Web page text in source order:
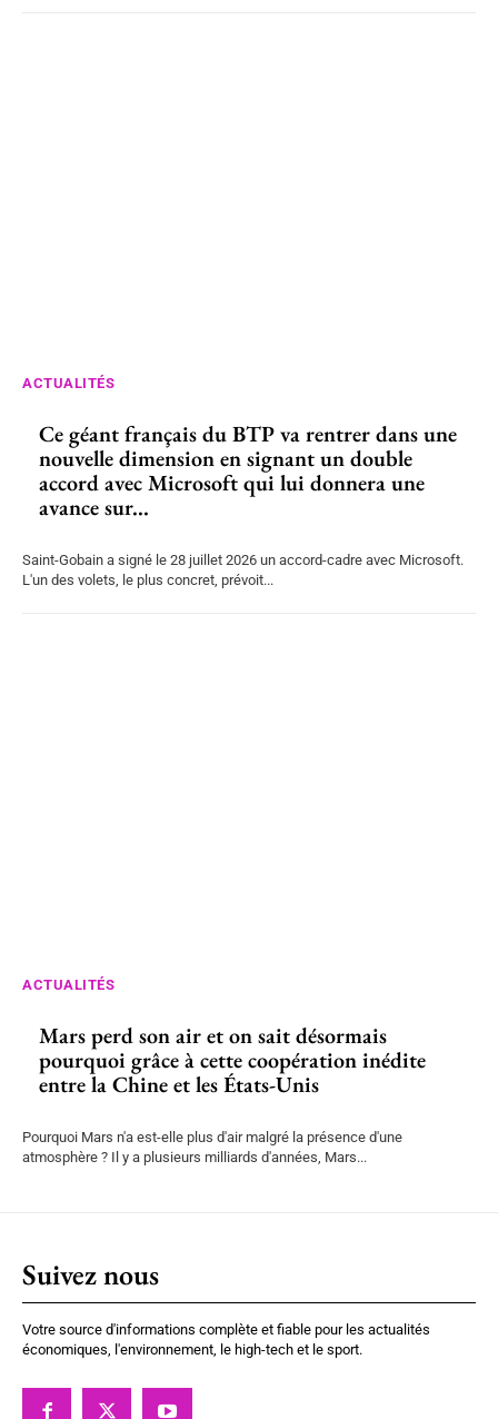
ACTUALITÉS
Ce géant français du BTP va rentrer dans une
nouvelle dimension en signant un double
accord avec Microsoft qui lui donnera une
avance sur...
Saint-Gobain a signé le 28 juillet 2026 un accord-cadre avec Microsoft.
L'un des volets, le plus concret, prévoit...
ACTUALITÉS
Mars perd son air et on sait désormais
pourquoi grâce à cette coopération inédite
entre la Chine et les États-Unis
Pourquoi Mars n'a est-elle plus d'air malgré la présence d'une
atmosphère ? Il y a plusieurs milliards d'années, Mars...
Suivez nous
Votre source d'informations complète et fiable pour les actualités
économiques, l'environnement, le high-tech et le sport.